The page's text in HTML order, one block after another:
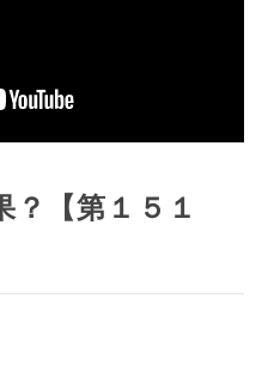
？【第１５１